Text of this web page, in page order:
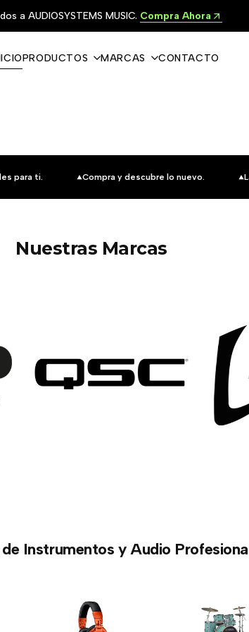
a AUDIOSYSTEMS MUSIC. Compra Ahora
PRODUCTOS MARCAS CONTACTO
para ti. Compra y descubre lo nuevo.
Nuestras Marcas
de Instrumentos y Audio